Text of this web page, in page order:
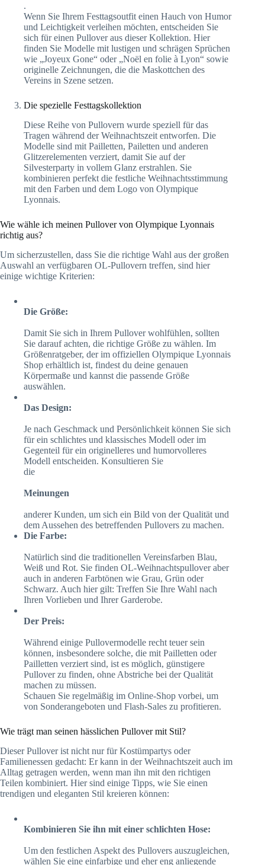
.
Wenn Sie Ihrem Festtagsoutfit einen Hauch von Humor
und Leichtigkeit verleihen möchten, entscheiden Sie
sich für einen Pullover aus dieser Kollektion. Hier
finden Sie Modelle mit lustigen und schrägen Sprüchen
wie „Joyeux Gone“ oder „Noël en folie à Lyon“ sowie
originelle Zeichnungen, die die Maskottchen des
Vereins in Szene setzen.
Die spezielle Festtagskollektion
Diese Reihe von Pullovern wurde speziell für das
Tragen während der Weihnachtszeit entworfen. Die
Modelle sind mit Pailletten, Pailetten und anderen
Glitzerelementen verziert, damit Sie auf der
Silvesterparty in vollem Glanz erstrahlen. Sie
kombinieren perfekt die festliche Weihnachtsstimmung
mit den Farben und dem Logo von Olympique
Lyonnais.
Wie wähle ich meinen Pullover von Olympique Lyonnais
richtig aus?
Um sicherzustellen, dass Sie die richtige Wahl aus der großen
Auswahl an verfügbaren OL-Pullovern treffen, sind hier
einige wichtige Kriterien:
Die Größe:
Damit Sie sich in Ihrem Pullover wohlfühlen, sollten
Sie darauf achten, die richtige Größe zu wählen. Im
Größenratgeber, der im offiziellen Olympique Lyonnais
Shop erhältlich ist, findest du deine genauen
Körpermaße und kannst die passende Größe
auswählen.
Das Design:
Je nach Geschmack und Persönlichkeit können Sie sich
für ein schlichtes und klassisches Modell oder im
Gegenteil für ein originelleres und humorvolleres
Modell entscheiden. Konsultieren Sie
die
Meinungen
anderer Kunden, um sich ein Bild von der Qualität und
dem Aussehen des betreffenden Pullovers zu machen.
Die Farbe:
Natürlich sind die traditionellen Vereinsfarben Blau,
Weiß und Rot. Sie finden OL-Weihnachtspullover aber
auch in anderen Farbtönen wie Grau, Grün oder
Schwarz. Auch hier gilt: Treffen Sie Ihre Wahl nach
Ihren Vorlieben und Ihrer Garderobe.
Der Preis:
Während einige Pullovermodelle recht teuer sein
können, insbesondere solche, die mit Pailletten oder
Pailletten verziert sind, ist es möglich, günstigere
Pullover zu finden, ohne Abstriche bei der Qualität
machen zu müssen.
Schauen Sie regelmäßig im Online-Shop vorbei, um
von Sonderangeboten und Flash-Sales zu profitieren.
Wie trägt man seinen hässlichen Pullover mit Stil?
Dieser Pullover ist nicht nur für Kostümpartys oder
Familienessen gedacht: Er kann in der Weihnachtszeit auch im
Alltag getragen werden, wenn man ihn mit den richtigen
Teilen kombiniert. Hier sind einige Tipps, wie Sie einen
trendigen und eleganten Stil kreieren können:
Kombinieren Sie ihn mit einer schlichten Hose:
Um den festlichen Aspekt des Pullovers auszugleichen,
wählen Sie eine einfarbige und eher eng anliegende